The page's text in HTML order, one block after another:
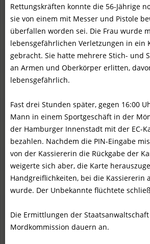
Rettungskräften konnte die 56-Jährige
sie von einem mit Messer und Pistole
überfallen worden sei. Die Frau wurde
lebensgefährlichen Verletzungen in ein
gebracht. Sie hatte mehrere Stich- und
an Armen und Oberkörper erlitten,
lebensgefährlich.
Fast drei Stunden später, gegen 16:00
Mann in einem Sportgeschäft in der
der Hamburger Innenstadt mit der EC-
bezahlen. Nachdem die PIN-Eingabe
von der Kassiererin die Rückgabe der
weigerte sich aber, die Karte
Handgreiflichkeiten, bei die Kassiererin
wurde. Der Unbekannte flüchtete
Die Ermittlungen der
Mordkommission dauern an.